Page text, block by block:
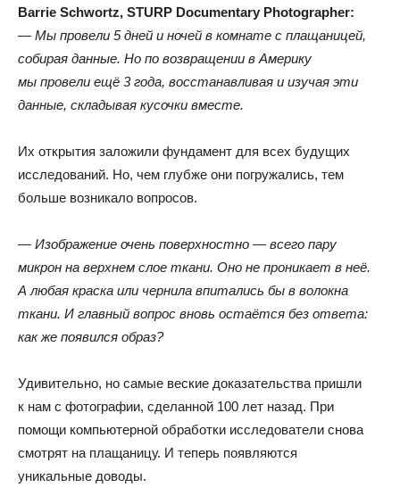
Barrie Schwortz, STURP Documentary Photographer:
— Мы провели 5 дней и ночей в комнате с плащаницей,
собирая данные. Но по возвращении в Америку
мы провели ещё 3 года, восстанавливая и изучая эти
данные, складывая кусочки вместе.
Их открытия заложили фундамент для всех будущих
исследований. Но, чем глубже они погружались, тем
больше возникало вопросов.
— Изображение очень поверхностно — всего пару
микрон на верхнем слое ткани. Оно не проникает в неё.
А любая краска или чернила впитались бы в волокна
ткани. И главный вопрос вновь остаётся без ответа:
как же появился образ?
Удивительно, но самые веские доказательства пришли
к нам с фотографии, сделанной 100 лет назад. При
помощи компьютерной обработки исследователи снова
смотрят на плащаницу. И теперь появляются
уникальные доводы.